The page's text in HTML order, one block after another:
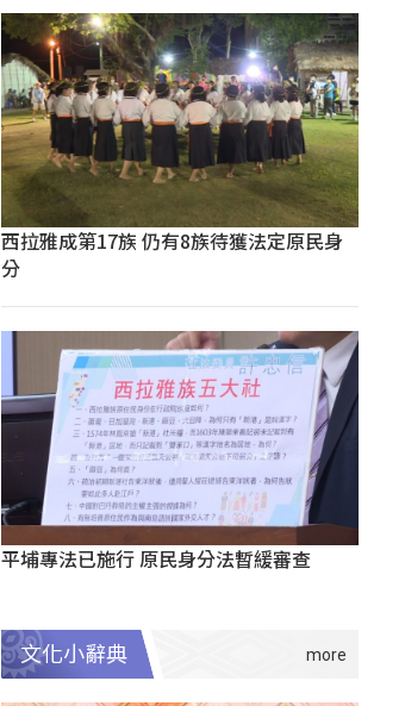
西拉雅成第17族 仍有8族待獲法定原民身
分
平埔專法已施行 原民身分法暫緩審查
文化小辭典